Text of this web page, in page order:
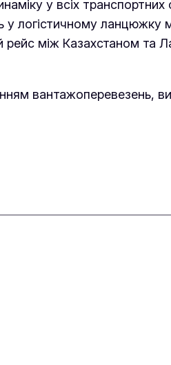
у всіх транспортних
у логістичному ланцюжку
рейс між Казахстаном та
вантажоперевезень,